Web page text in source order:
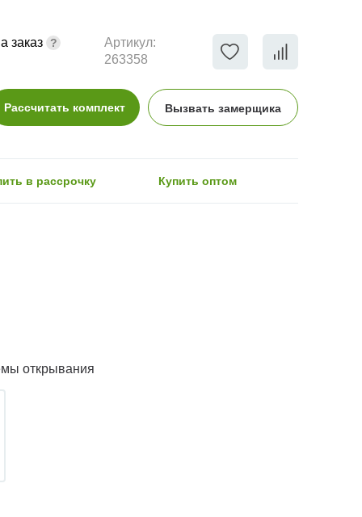
заказ
Артикул:
263358
Рассчитать комплект Вызвать замерщика
в рассрочку Купить оптом
открывания